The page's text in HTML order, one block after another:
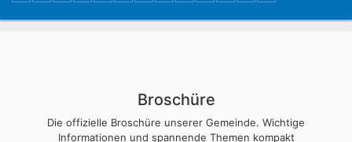
Broschüre
Die offizielle Broschüre unserer Gemeinde. Wichtige
Informationen und spannende Themen kompakt